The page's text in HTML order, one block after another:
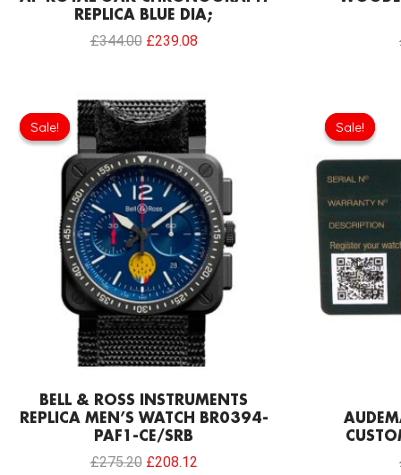
REPLICA BLUE DIA;
£344.00 £239.08
Sale!
Sale!
BELL & ROSS INSTRUMENTS
REPLICA MEN’S WATCH BR0394-
PAF1-CE/SRB
£275.20
Original
price
was:
£275.20.
£208.12
Current
price
is:
£208.12.
Sale!
Sale!